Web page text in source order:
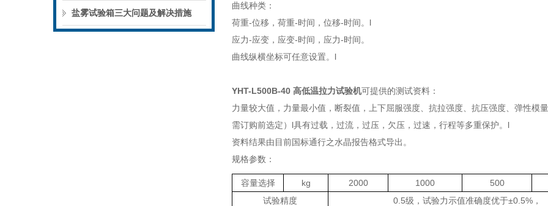
盐雾试验箱三大问题及解决措施
曲线种类：
荷重-位移，荷重-时间，位移-时间。 l
应力-应变，应变-时间，应力-时间。
曲线纵横坐标可任意设置。 l
YHT-L500B-40 高低温拉力试验机可提供的测试资料：
力量较大值，力量最小值，断裂值，上下屈服强度、抗拉强度、抗压强度、弹性模
需订购前选定） l具有过载，过流，过压，欠压，过速，行程等多重保护。 l
资料结果由目前国标通行之水晶报告格式导出。
规格参数：
容量选择 kg 2000 1000
500
试验精度
0.5级，试验力示值准确度优于±0.5%，